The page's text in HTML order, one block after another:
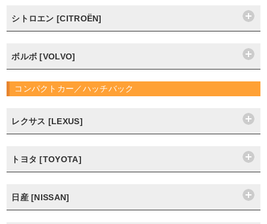
シトロエン [CITROËN]
ボルボ [VOLVO]
コンパクトカー／ハッチバック
レクサス [LEXUS]
トヨタ [TOYOTA]
日産 [NISSAN]